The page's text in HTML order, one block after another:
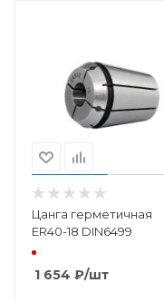
Цанга герметичная
ER40-18 DIN6499
1 654 ₽/шт